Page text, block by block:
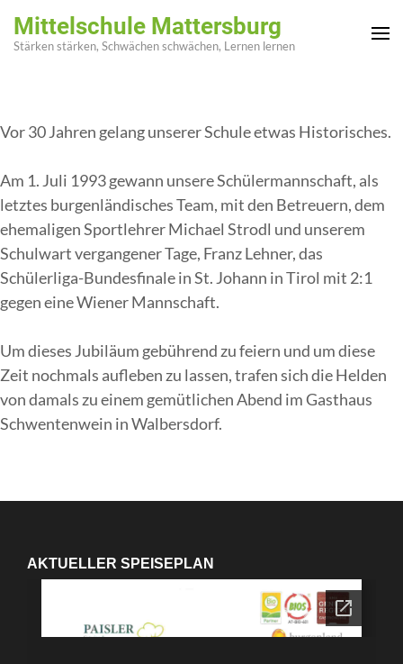
Inhalt
Mittelschule Mattersburg
Stärken stärken, Schwächen schwächen, Lernen lernen
Vor 30 Jahren gelang unserer Schule etwas Historisches.
Am 1. Juli 1993 gewann unsere Schülermannschaft, als
letztes burgenländisches Team, mit den Betreuern, dem
ehemaligen Sportlehrer Michael Strodl und unserem
Schulwart vergangener Tage, Franz Lehner, das
Schülerliga-Bundesfinale in St. Johann in Tirol mit 2:1
gegen eine Wiener Mannschaft.
Um dieses Jubiläum gebührend zu feiern und um diese
Zeit nochmals aufleben zu lassen, trafen sich die Helden
von damals zu einem gemütlichen Abend im Gasthaus
Schwentenwein in Walbersdorf.
AKTUELLER SPEISEPLAN